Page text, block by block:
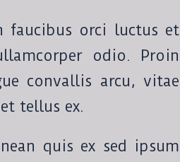
faucibus orci luctus et
odio. Proin
convallis arcu, vitae
tellus ex.
quis ex sed ipsum